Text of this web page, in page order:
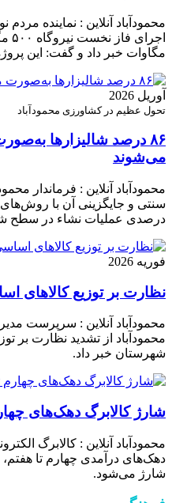
محمودآباد آنلاین : نماینده
مگاوات خبر داد و گفت: این
آوریل 2026
تحول عظیم در کشاورزی محمودآباد
۸۶ درصد شالیزارها
می‌شوند
محمودآباد آنلاین : فرماندار
درصدی عملیات نشاء در سطح
فوریه 2026
نظارت بر توزیع کالا‌های
محمودآباد آنلاین : سرپرست
محمودآباد از تشدید نظارت بر
شهرستان خبر داد.
شارژ کالابرگ دهک‌های چهارم تا
محمودآباد آنلاین : کالابرگ
شارژ می‌شود.